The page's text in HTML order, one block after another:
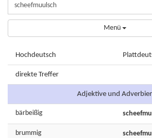
Menü
Hochdeutsch
direkte Treffer
Adjektive und
bärbeißig
brummig